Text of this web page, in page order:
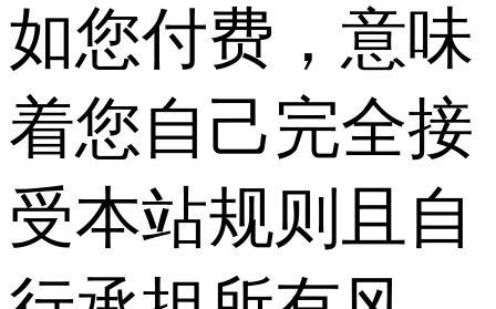
如您付费，意味
着您自己完全接
受本站规则且自